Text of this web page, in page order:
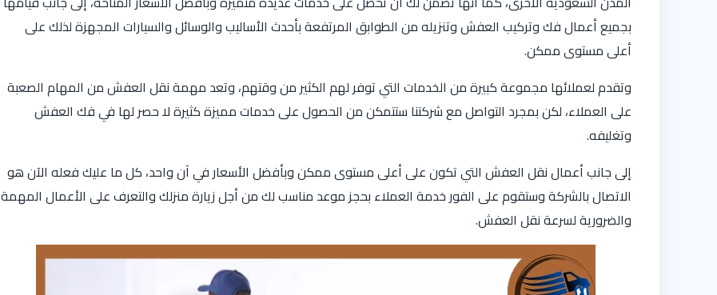
بجميع أعمال فك وتركيب العفش وتنزيله من الطوابق المرتفعة بأحدث الأساليب والوسائل والسيارات المجهزة لذلك على
أعلى مستوى ممكن.
وتقدم لعملائها مجموعة كبيرة من الخدمات التي توفر لهم الكثير من وقتهم، وتعد مهمة نقل العفش من المهام الصعبة
على العملاء، لكن بمجرد التواصل مع شركتنا ستتمكن من الحصول على خدمات مميزة كثيرة لا حصر لها في فك العفش
وتغليفه.
إلى جانب أعمال نقل العفش التي تكون على أعلى مستوى ممكن وبأفضل الأسعار في آن واحد، كل ما عليك فعله الآن هو
الاتصال بالشركة وستقوم على الفور خدمة العملاء بحجز موعد مناسب لك من أجل زيارة منزلك والتعرف على الأعمال المهمة
والضرورية لسرعة نقل العفش.